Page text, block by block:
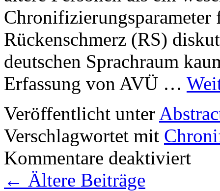
Chronifizierungsparameter
Rückenschmerz (RS)
deutschen Sprachraum
Erfassung von AVÜ …
Veröffentlicht unter
Verschlagwortet mit
Kommentare deaktiviert
← Ältere Beiträge